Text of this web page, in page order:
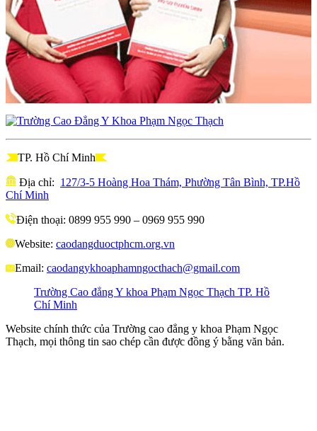
TP. Hồ Chí Minh
Địa chỉ: 127/3-5 Hoàng Hoa Thám, Phường Tân Bình, TP.Hồ
Chí Minh
Điện thoại: 0899 955 990 – 0969 955 990
Website: caodangduoctphcm.org.vn
Email: caodangykhoaphamngocthach@gmail.com
Trường Cao đẳng Y khoa Phạm Ngọc Thạch TP. Hồ
Chí Minh
Website chính thức của Trường cao đẳng y khoa Phạm Ngọc
Thạch, mọi thông tin sao chép cần được đồng ý bằng văn bản.